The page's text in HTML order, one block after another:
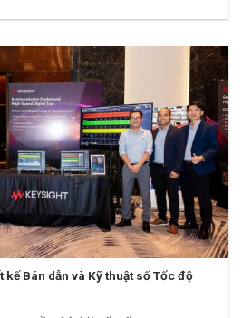
kế Bán dẫn và Kỹ thuật số Tốc độ